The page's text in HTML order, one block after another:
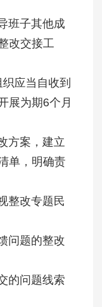
班子其他成
改交接工
应当自收到
展为期6个月
方案，建立
单，明确责
整改专题民
问题的整改
的问题线索